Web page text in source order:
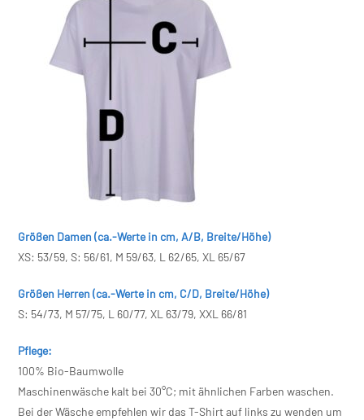
Größen Damen (ca.-Werte in cm, A/B, Breite/Höhe)
XS: 53/59, S: 56/61, M 59/63, L 62/65, XL 65/67
Größen Herren (ca.-Werte in cm, C/D, Breite/Höhe)
S: 54/73, M 57/75, L 60/77, XL 63/79, XXL 66/81
Pflege:
100% Bio-Baumwolle
Maschinenwäsche kalt bei 30°C; mit ähnlichen Farben waschen.
Bei der Wäsche empfehlen wir das T-Shirt auf links zu wenden um